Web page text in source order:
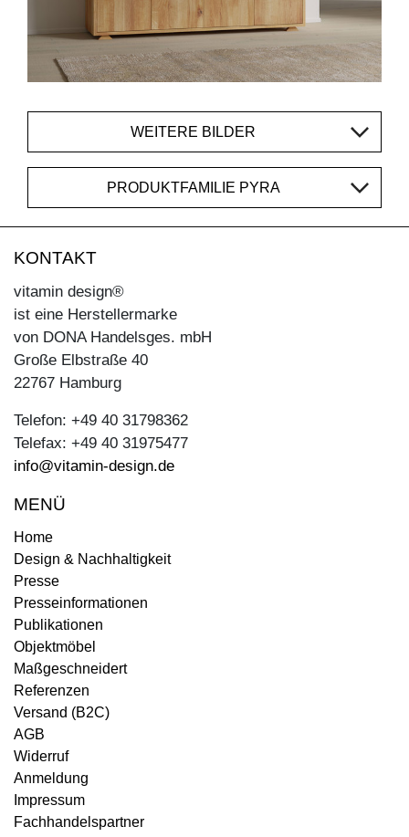
WEITERE BILDER
PRODUKTFAMILIE PYRA
KONTAKT
vitamin design®
ist eine Herstellermarke
von DONA Handelsges. mbH
Große Elbstraße 40
22767 Hamburg
Telefon: +49 40 31798362
Telefax: +49 40 31975477
info@vitamin-design.de
MENÜ
Home
Design & Nachhaltigkeit
Presse
Presseinformationen
Publikationen
Objektmöbel
Maßgeschneidert
Referenzen
Versand (B2C)
AGB
Widerruf
Anmeldung
Impressum
Fachhandelspartner